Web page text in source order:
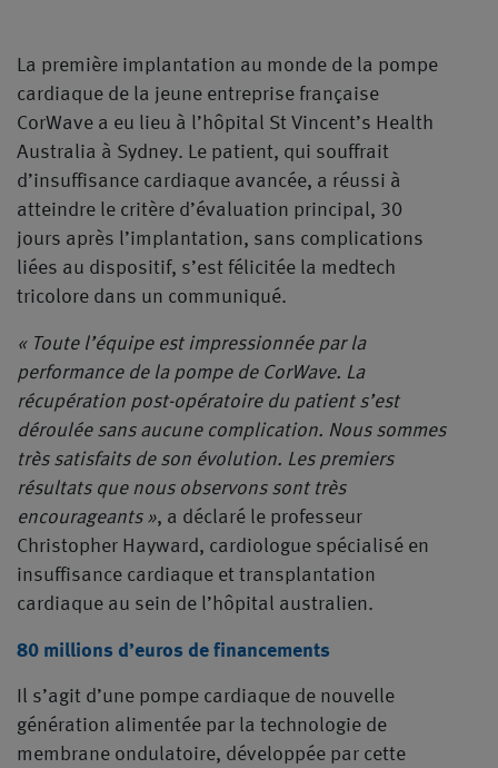
La première implantation au monde de la pompe
cardiaque de la jeune entreprise française
CorWave a eu lieu à l’hôpital St Vincent’s Health
Australia à Sydney. Le patient, qui souffrait
d’insuffisance cardiaque avancée, a réussi à
atteindre le critère d’évaluation principal, 30
jours après l’implantation, sans complications
liées au dispositif, s’est félicitée la medtech
tricolore dans un communiqué.
« Toute l’équipe est impressionnée par la
performance de la pompe de CorWave. La
récupération post-opératoire du patient s’est
déroulée sans aucune complication. Nous sommes
très satisfaits de son évolution. Les premiers
résultats que nous observons sont très
encourageants », a déclaré le professeur
Christopher Hayward, cardiologue spécialisé en
insuffisance cardiaque et transplantation
cardiaque au sein de l’hôpital australien.
80 millions d’euros de financements
Il s’agit d’une pompe cardiaque de nouvelle
génération alimentée par la technologie de
membrane ondulatoire, développée par cette